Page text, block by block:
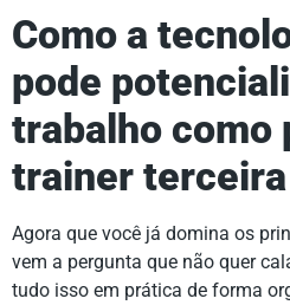
Como a
pode
trabalho como
trainer
Agora que você já domina os
vem a pergunta que não quer
tudo isso em prática de forma